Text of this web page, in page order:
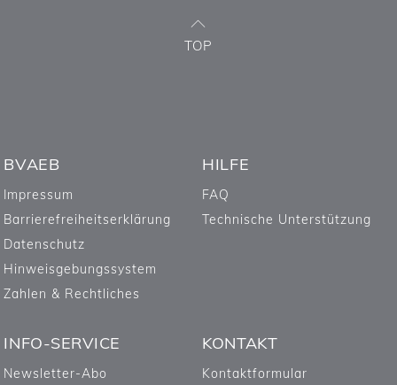
TOP
BVAEB
Impressum
Barrierefreiheitserklärung
Datenschutz
Hinweisgebungssystem
Zahlen & Rechtliches
HILFE
FAQ
Technische Unterstützung
INFO-SERVICE
Newsletter-Abo
KONTAKT
Kontaktformular